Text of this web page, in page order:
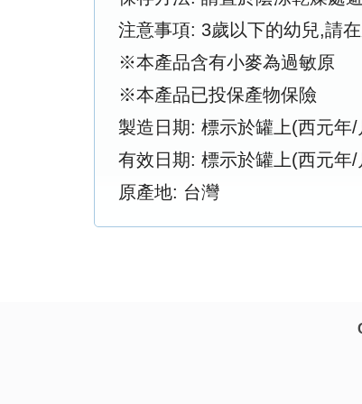
注意事項: 3歲以下的幼兒,請
※本產品含有小麥為過敏原
※本產品已投保產物保險
製造日期: 標示於罐上(西元年/
有效日期: 標示於罐上(西元年/
原產地: 台灣